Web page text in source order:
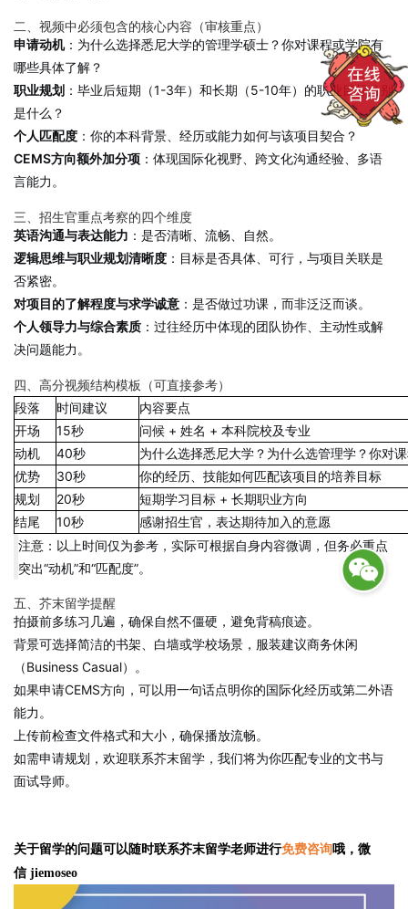
二、视频中必须包含的核心内容（审核重点）
申请动机：为什么选择悉尼大学的管理学硕士？你对课程或学院有
哪些具体了解？
职业规划 ：毕业后短期（1-3年）和长期（5-10年）的职业目标分别
是什么？
个人匹配度 ：你的本科背景、经历或能力如何与该项目契合？
CEMS方向额外加分项 ：体现国际化视野、跨文化沟通经验、多语
言能力。
三、招生官重点考察的四个维度
英语沟通与表达能力 ：是否清晰、流畅、自然。
逻辑思维与职业规划清晰度 ：目标是否具体、可行，与项目关联是
否紧密。
对项目的了解程度与求学诚意 ：是否做过功课，而非泛泛而谈。
个人领导力与综合素质 ：过往经历中体现的团队协作、主动性或解
决问题能力。
四、高分视频结构模板（可直接参考）
段落
时间建议
内容要点
开场
15秒
问候 + 姓名 + 本科院校及专业
动机
40秒
为什么选择悉尼大学？为什么选管理学？你对
优势
30秒
你的经历、技能如何匹配该项目的培养目标
规划
20秒
短期学习目标 + 长期职业方向
结尾
10秒
感谢招生官，表达期待加入的意愿
注意：以上时间仅为参考，实际可根据自身内容微调，但务必重点
突出“动机”和“匹配度”。
五、芥末留学提醒
拍摄前多练习几遍，确保自然不僵硬，避免背稿痕迹。
背景可选择简洁的书架、白墙或学校场景，服装建议商务休闲
（Business Casual）。
如果申请CEMS方向，可以用一句话点明你的国际化经历或第二外语
能力。
上传前检查文件格式和大小，确保播放流畅。
如需申请规划，欢迎联系芥末留学，我们将为你匹配专业的文书与
面试导师。
关于留学的问题可以随时联系芥末留学老师进行免费咨询哦，微
信 jiemoseo